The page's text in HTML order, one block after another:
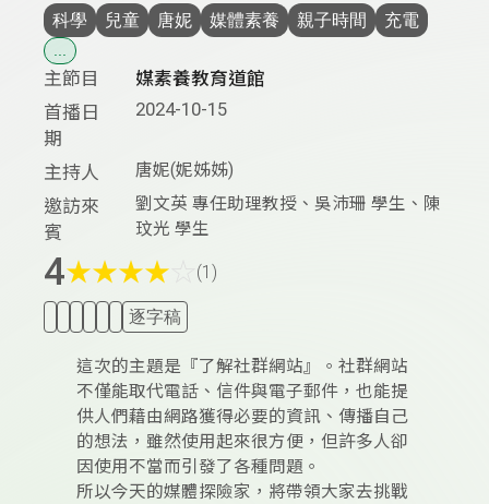
科學 兒童 唐妮 媒體素養 親子時間 充電
...
主節目
媒素養教育道館
首播日
期
2024-10-15
主持人 唐妮(妮姊姊)
邀訪來
賓
劉文英 專任助理教授、吳沛珊 學生、陳
玟光 學生
4★★★★ (1)
逐字稿
這次的主題是『了解社群網站』。社群網站
不僅能取代電話、信件與電子郵件，也能提
供人們藉由網路獲得必要的資訊、傳播自己
的想法，雖然使用起來很方便，但許多人卻
因使用不當而引發了各種問題。
所以今天的媒體探險家，將帶領大家去挑戰